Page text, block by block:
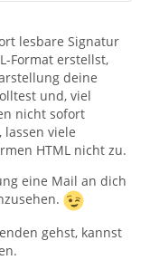
lesbare Signatur
Format erstellst,
deine
und, viel
nicht sofort
viele
HTML nicht zu.
eine Mail an dich
gehst, kannst